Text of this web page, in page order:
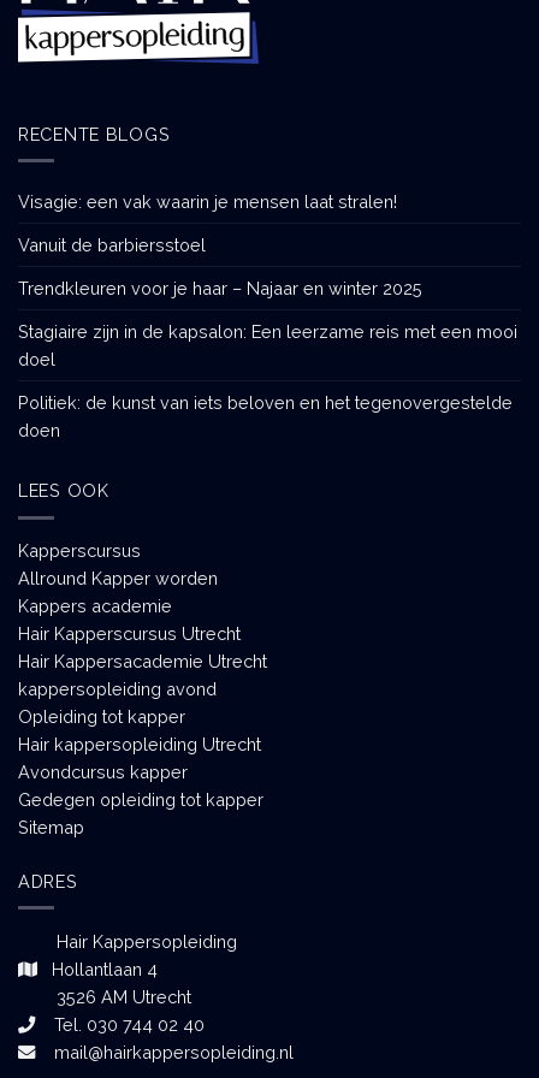
RECENTE BLOGS
Visagie: een vak waarin je mensen laat stralen!
Vanuit de barbiersstoel
Trendkleuren voor je haar – Najaar en winter 2025
Stagiaire zijn in de kapsalon: Een leerzame reis met een mooi
doel
Politiek: de kunst van iets beloven en het tegenovergestelde
doen
LEES OOK
Kapperscursus
Allround Kapper worden
Kappers academie
Hair Kapperscursus Utrecht
Hair Kappersacademie Utrecht
kappersopleiding avond
Opleiding tot kapper
Hair kappersopleiding Utrecht
Avondcursus kapper
Gedegen opleiding tot kapper
Sitemap
ADRES
Hair Kappersopleiding
Hollantlaan 4
3526 AM Utrecht
Tel. 030 744 02 40
mail@hairkappersopleiding.nl